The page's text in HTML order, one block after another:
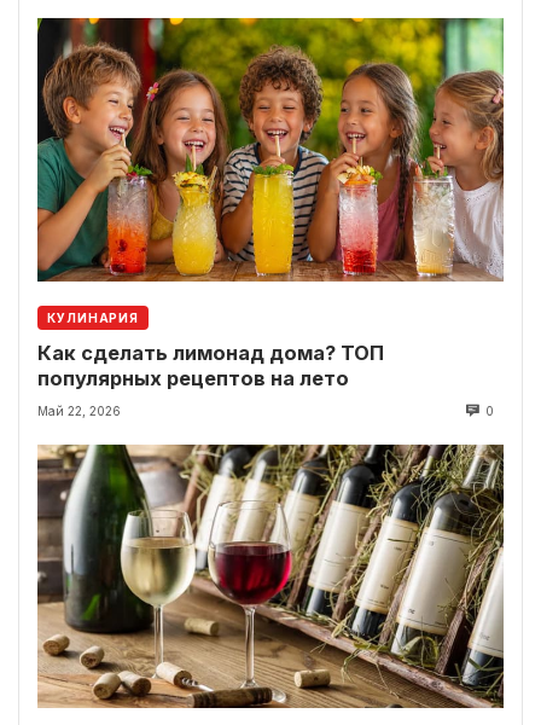
КУЛИНАРИЯ
Как сделать лимонад дома? ТОП
популярных рецептов на лето
Май 22, 2026 0